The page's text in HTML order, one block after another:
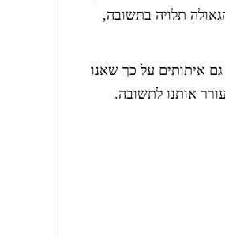
תלויה בתשובה,
איתותים על כך שאנו
אותנו לתשובה.